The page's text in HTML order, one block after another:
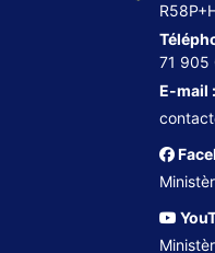
71 905
E-mail :